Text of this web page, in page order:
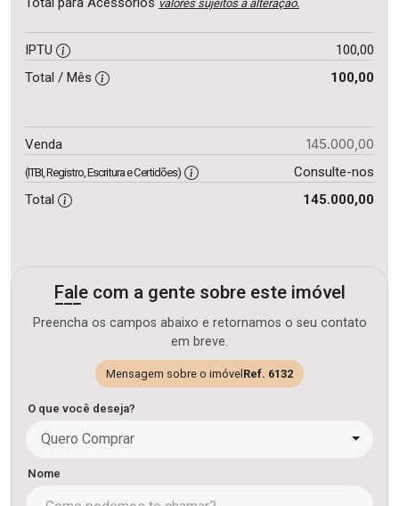
valores sujeitos a alteração.
IPTU
100,00
Total / Mês
100,00
Venda 145.000,00
(ITBI, Registro, Escritura e Certidões)
Consulte-nos
Total
145.000,00
Fale com a gente sobre este imóvel
Preencha os campos abaixo e retornamos o seu contato
em breve.
Mensagem sobre o imóvel Ref. 6132
O que você deseja?
Quero Comprar
Nome